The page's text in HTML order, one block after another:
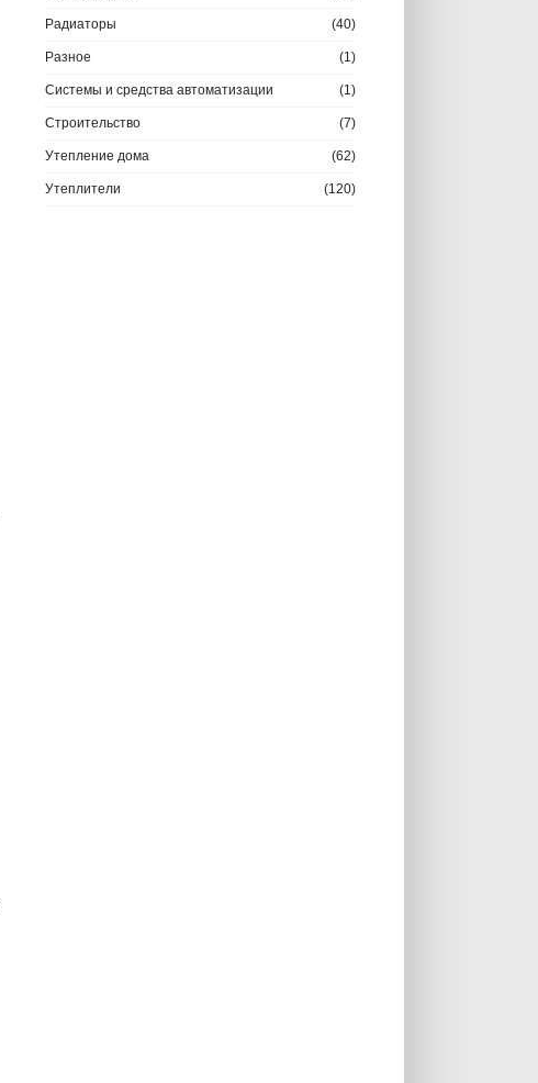
Радиаторы (40)
Разное (1)
Системы и средства автоматизации (1)
Строительство (7)
Утепление дома (62)
Утеплители (120)